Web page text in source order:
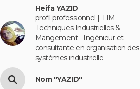
Heifa YAZID
profil professionnel | TIM -
Techniques Industrielles &
Mangement - Ingénieur et
consultante en organisation des
systèmes industrielle
Nom "YAZID"